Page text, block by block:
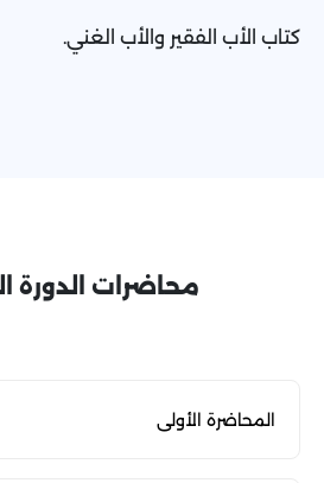
كتاب الأب الفقير والأب الغني.
محاضرات الدورة
المحاضرة الأولى